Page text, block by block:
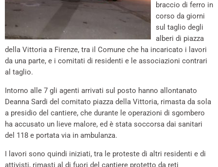
braccio di ferro in
corso da giorni
sul taglio degli
alberi di piazza
della Vittoria a Firenze, tra il Comune che ha incaricato i lavori
da una parte, e i comitati di residenti e le associazioni contrari
al taglio.
Intorno alle 7 gli agenti arrivati sul posto hanno allontanato
Deanna Sardi del comitato piazza della Vittoria, rimasta da sola
a presidio del cantiere, che durante le operazioni di sgombero
ha accusato un lieve malore, ed è stata soccorsa dai sanitari
del 118 e portata via in ambulanza.
I lavori sono quindi iniziati, tra le proteste di altri residenti e di
attivisti, rimasti al di fuori del cantiere protetto da reti